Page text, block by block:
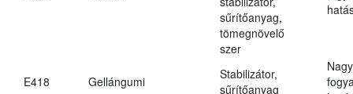
sűrítőanyag,
tömegnövelő
szer
E418 Gellángumi
Stabilizátor,
sűrítőanyag